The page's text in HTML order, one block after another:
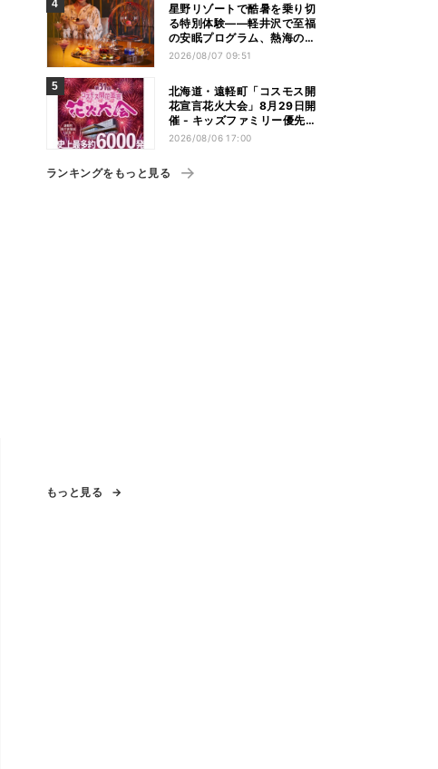
星野リゾートで酷暑を乗り切
る特別体験——軽井沢で至福
の安眠プログラム、熱海の花
火や北海道トマムのとうきび
2026/08/07 09:51
北海道・遠軽町「コスモス開
花宣言花火大会」8月29日開
催 - キッズファミリー優先観
覧エリアも新設
2026/08/06 17:00
ランキングをもっと見る
もっと見る